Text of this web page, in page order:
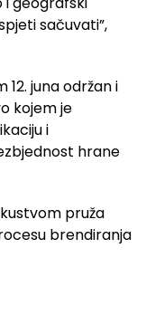
sačuvati”,
juna održan i
kojem je
i
hrane
pruža
brendiranja